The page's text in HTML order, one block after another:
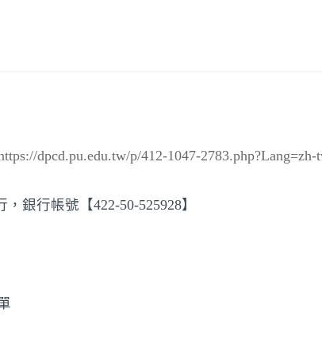
dpcd.pu.edu.tw/p/412-1047-2783.php?Lang=zh-
銀行帳號【422-50-525928】